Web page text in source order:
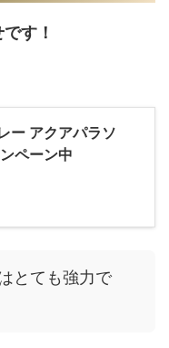
す！
ー アクアパラソ
ペーン中
とても強力で